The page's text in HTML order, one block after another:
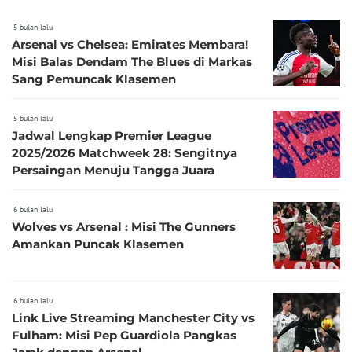
5 bulan lalu
Arsenal vs Chelsea: Emirates Membara!
Misi Balas Dendam The Blues di Markas
Sang Pemuncak Klasemen
5 bulan lalu
Jadwal Lengkap Premier League
2025/2026 Matchweek 28: Sengitnya
Persaingan Menuju Tangga Juara
6 bulan lalu
Wolves vs Arsenal : Misi The Gunners
Amankan Puncak Klasemen
6 bulan lalu
Link Live Streaming Manchester City vs
Fulham: Misi Pep Guardiola Pangkas